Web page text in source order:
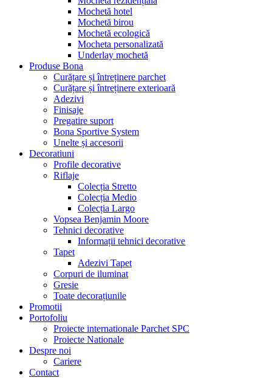
Mochetă hotel
Mochetă birou
Mochetă ecologică
Mocheta personalizată
Underlay mochetă
Produse Bona
Curățare și întreținere parchet
Curățare și întreținere exterioară
Adezivi
Finisaje
Pregatire suport
Bona Sportive System
Unelte și accesorii
Decoratiuni
Profile decorative
Riflaje
Colecția Stretto
Colecția Medio
Colecția Largo
Vopsea Benjamin Moore
Tehnici decorative
Informații tehnici decorative
Tapet
Adezivi Tapet
Corpuri de iluminat
Gresie
Toate decorațiunile
Promotii
Portofoliu
Proiecte internationale Parchet SPC
Proiecte Nationale
Despre noi
Cariere
Contact